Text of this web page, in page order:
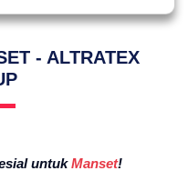
- ALTRATEX
untukManset!